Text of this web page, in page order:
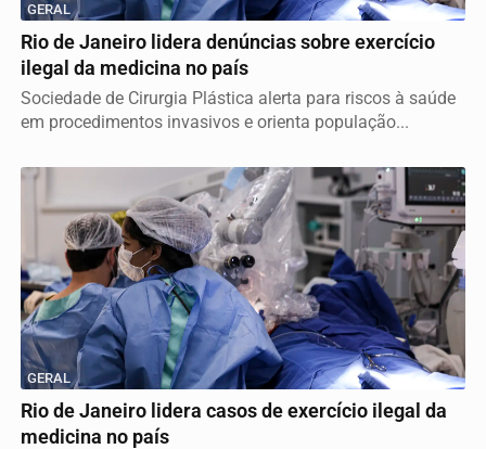
GERAL
Rio de Janeiro lidera denúncias sobre exercício
ilegal da medicina no país
Sociedade de Cirurgia Plástica alerta para riscos à saúde
em procedimentos invasivos e orienta população...
GERAL
Rio de Janeiro lidera casos de exercício ilegal da
medicina no país